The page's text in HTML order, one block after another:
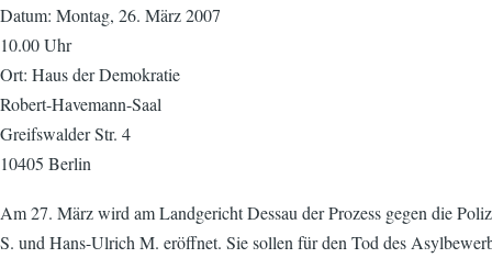
Datum: Montag, 26. März 2007
10.00 Uhr
Ort: Haus der Demokratie
Robert-Havemann-Saal
Greifswalder Str. 4
10405 Berlin
Am 27. März wird am Landgericht Dessau der Prozess gegen die
S. und Hans-Ulrich M. eröffnet. Sie sollen für den Tod des